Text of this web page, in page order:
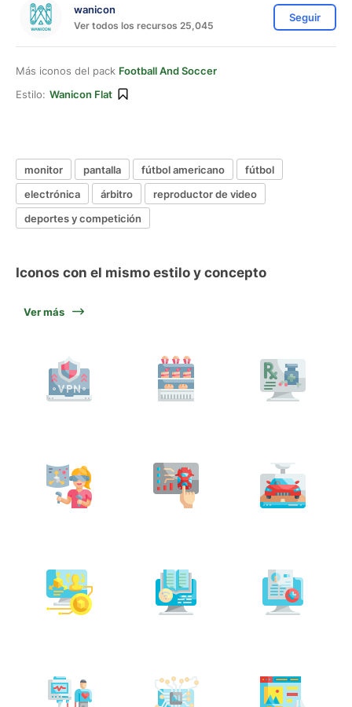
wanicon
Ver todos los recursos 25,045
Seguir
Más iconos del pack Football And Soccer
Estilo: Wanicon Flat
monitor pantalla fútbol americano
fútbol
electrónica
árbitro
reproductor de video
deportes y competición
Iconos con el mismo estilo y concepto
Ver más